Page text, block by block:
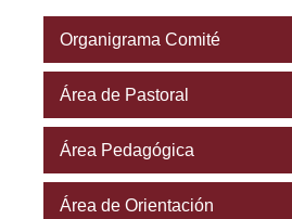
Organigrama Comité
Área de Pastoral
Área Pedagógica
Área de Orientación